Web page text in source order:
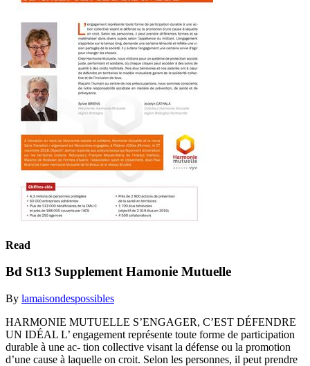
Read
Bd St13 Supplement Hamonie Mutuelle
By lamaisondespossibles
HARMONIE MUTUELLE S’ENGAGER, C’EST DÉFENDRE
UN IDÉAL L’ engagement représente toute forme de participation
durable à une ac- tion collective visant la défense ou la promotion
d’une cause à laquelle on croit. Selon les personnes, il peut prendre